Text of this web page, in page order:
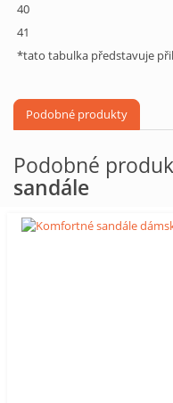
40
41
*tato tabulka představuje
Podobné produkty
Podobné
sandále